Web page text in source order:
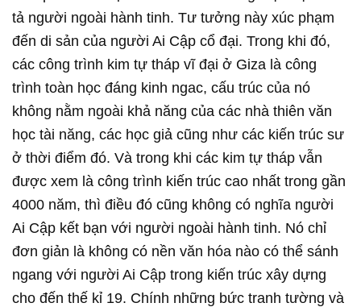
tả người ngoài hành tinh. Tư tưởng này xúc phạm
đến di sản của người Ai Cập cổ đại. Trong khi đó,
các công trình kim tự tháp vĩ đại ở Giza là công
trình toàn học đáng kinh ngac, cấu trúc của nó
không nằm ngoài khả năng của các nhà thiên văn
học tài năng, các học giả cũng như các kiến trúc sư
ở thời điểm đó. Và trong khi các kim tự tháp vẫn
được xem là công trình kiến trúc cao nhất trong gần
4000 năm, thì điều đó cũng không có nghĩa người
Ai Cập kết bạn với người ngoài hành tinh. Nó chỉ
đơn giản là không có nền văn hóa nào có thể sánh
ngang với người Ai Cập trong kiến trúc xây dựng
cho đến thế kỉ 19. Chính những bức tranh tường và